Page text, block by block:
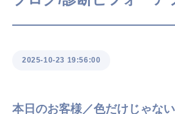
2025-10-23 19:56:00
本日のお客様／色だけじゃな